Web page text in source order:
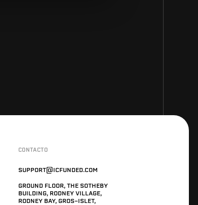
CONTACTO
SUPPORT@ICFUNDED.COM
GROUND FLOOR, THE SOTHEBY
BUILDING, RODNEY VILLAGE,
RODNEY BAY, GROS-ISLET,